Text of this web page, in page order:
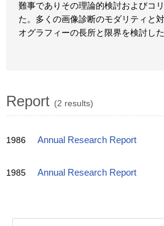
難事でありその理論的検討およびコ
た。多くの画像診断のモダリティと
オグラフィーの長所と限界を検討した
Report (2 results)
1986 Annual Research Report
1985 Annual Research Report